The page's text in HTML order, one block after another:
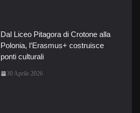
Dal Liceo Pitagora di Crotone alla
Polonia, l’Erasmus+ costruisce
ponti culturali
30 Aprile 2026